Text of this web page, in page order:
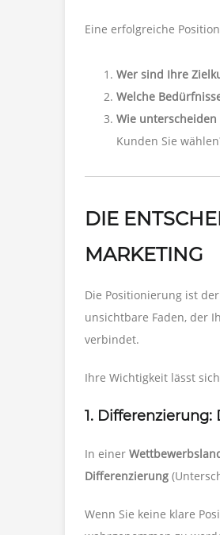
Eine erfolgreiche
Wer sind Ihre
Welche
Wie unterscheiden
Kunden Sie
DIE
MARKETING
Die Positionierung ist der
unsichtbare Faden, der
verbindet.
Ihre Wichtigkeit lässt
1.
In einer
Differenzierung
Wenn Sie keine klare